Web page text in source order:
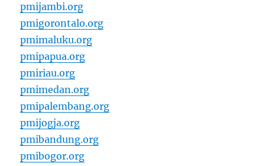
pmijambi.org
pmigorontalo.org
pmimaluku.org
pmipapua.org
pmiriau.org
pmimedan.org
pmipalembang.org
pmijogja.org
pmibandung.org
pmibogor.org